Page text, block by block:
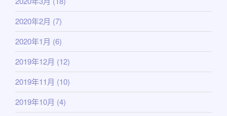
2020年2月 (7)
2020年1月 (6)
2019年12月 (12)
2019年11月 (10)
2019年10月 (4)